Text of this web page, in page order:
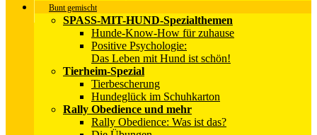
Bunt gemischt
SPASS-MIT-HUND-Spezialthemen
Hunde-Know-How für zuhause
Positive Psychologie:
Das Leben mit Hund ist schön!
Tierheim-Spezial
Tierbescherung
Hundeglück im Schuhkarton
Rally Obedience und mehr
Rally Obedience: Was ist das?